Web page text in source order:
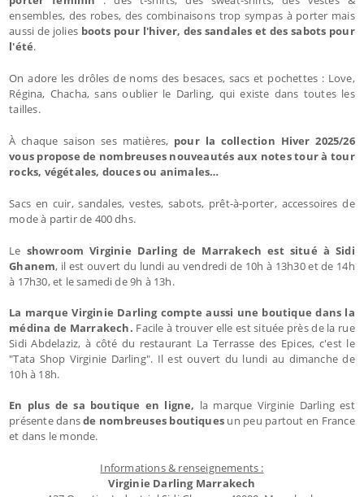
ensembles, des robes, des combinaisons trop sympas à porter mais
aussi de jolies boots pour l'hiver, des sandales et des sabots pour
l'été.
On adore les drôles de noms des besaces, sacs et pochettes : Love,
Régina, Chacha, sans oublier le Darling, qui existe dans toutes les
tailles.
À chaque saison ses matières, pour la collection Hiver 2025/26
vous propose de nombreuses nouveautés aux notes tour à tour
rocks, végétales, douces ou animales…
Sacs en cuir, sandales, vestes, sabots, prêt-à-porter, accessoires de
mode à partir de 400 dhs.
Le showroom Virginie Darling de Marrakech est situé à Sidi
Ghanem, il est ouvert du lundi au vendredi de 10h à 13h30 et de 14h
à 17h30, et le samedi de 9h à 13h.
La marque Virginie Darling compte aussi une boutique dans la
médina de Marrakech. Facile à trouver elle est située près de la rue
Sidi Abdelaziz, à côté du restaurant La Terrasse des Epices, c'est le
"Tata Shop Virginie Darling". Il est ouvert du lundi au dimanche de
10h à 18h.
En plus de sa boutique en ligne, la marque Virginie Darling est
présente dansde nombreuses boutiques un peu partout en France
et dans le monde.
Informations & renseignements :
Virginie Darling Marrakech